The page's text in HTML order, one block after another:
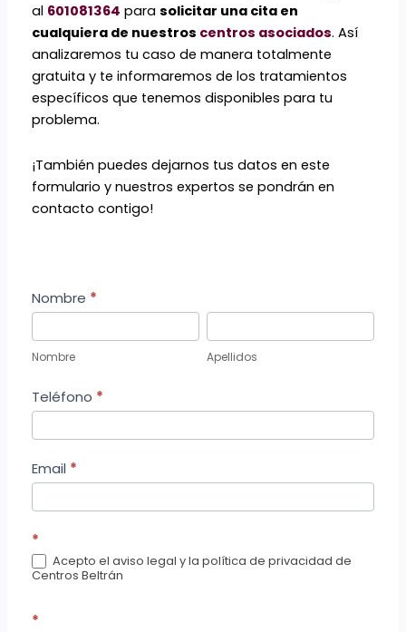
al 601081364 parasolicitar una cita en
cualquiera de nuestros centros asociados. Así
analizaremos tu caso de manera totalmente
gratuita y te informaremos de los tratamientos
específicos que tenemos disponibles para tu
problema.
¡También puedes dejarnos tus datos en este
formulario y nuestros expertos se pondrán en
contacto contigo!
Contacto
Nombre *
Nombre Apellidos
Teléfono *
Email *
*
Acepto el aviso legal y la política de privacidad de
Centros Beltrán
*